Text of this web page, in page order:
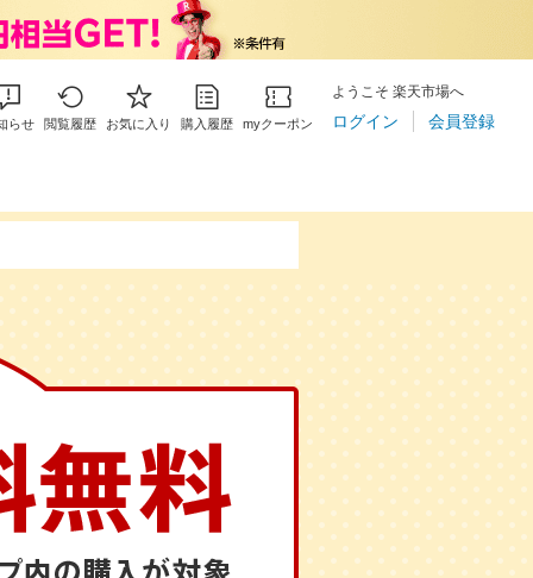
らせ 閲覧履歴 お気に入り 購入履歴 myクーポン
ようこそ 楽天市場へ
ログイン 会員登録